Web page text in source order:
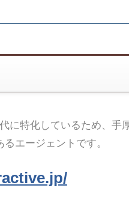
に特化しているため、手
エージェントです。